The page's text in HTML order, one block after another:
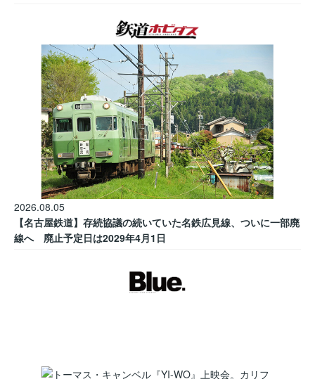
2026.08.05
【名古屋鉄道】存続協議の続いていた名鉄広見線、ついに一部廃
線へ 廃止予定日は2029年4月1日